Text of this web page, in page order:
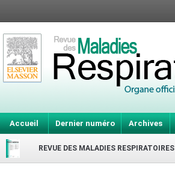
Accueil Dernier numéro Archives
REVUE DES MALADIES RESPIRATOIRES